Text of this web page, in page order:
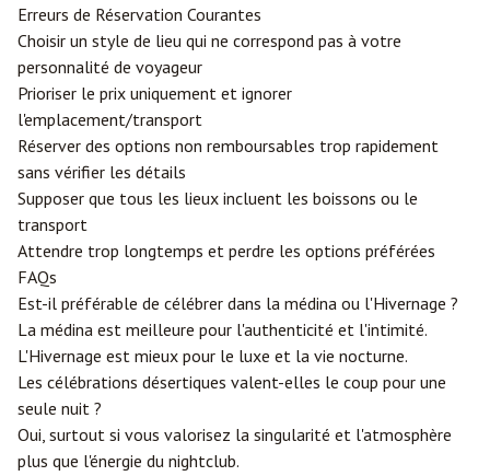
Erreurs de Réservation Courantes
Choisir un style de lieu qui ne correspond pas à votre
personnalité de voyageur
Prioriser le prix uniquement et ignorer
l'emplacement/transport
Réserver des options non remboursables trop rapidement
sans vérifier les détails
Supposer que tous les lieux incluent les boissons ou le
transport
Attendre trop longtemps et perdre les options préférées
FAQs
Est-il préférable de célébrer dans la médina ou l'Hivernage ?
La médina est meilleure pour l'authenticité et l'intimité.
L'Hivernage est mieux pour le luxe et la vie nocturne.
Les célébrations désertiques valent-elles le coup pour une
seule nuit ?
Oui, surtout si vous valorisez la singularité et l'atmosphère
plus que l'énergie du nightclub.